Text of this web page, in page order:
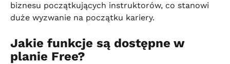
biznesu początkujących instruktorów, co stanowi
duże wyzwanie na początku kariery.
Jakie funkcje są dostępne w
planie Free?